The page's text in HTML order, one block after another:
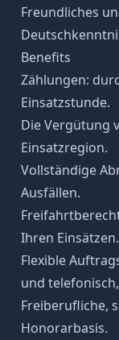
Freundliches
Benefits
Zählungen:
Einsatzstunde.
Die Vergütung
Einsatzregion.
Vollständige
Ausfällen.
Ihren Einsätzen.
Flexible
und
Freiberufliche,
Honorarbasis.